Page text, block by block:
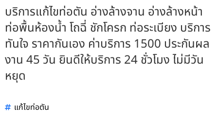
บริการแก้ไขท่อตัน อ่างล้างจาน อ่างล้างหน้า
ท่อพื้นห้องน้ำ โถฉี่ ชักโครก ท่อระเบียง บริการ
ทันใจ ราคากันเอง ค่าบริการ 1500 ประกันผล
งาน 45 วัน ยินดีให้บริการ 24 ชั่วโมง ไม่มีวัน
หยุด
แก้ไขท่อตัน